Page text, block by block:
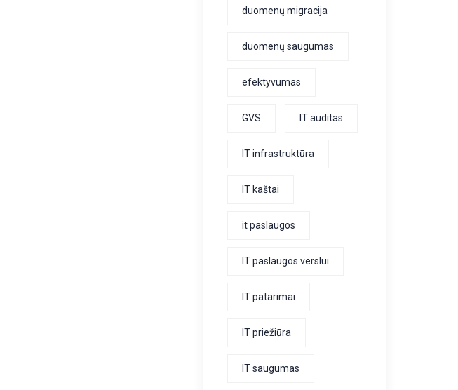
duomenų migracija
duomenų saugumas
efektyvumas
GVS IT auditas
IT infrastruktūra
IT kaštai
it paslaugos
IT paslaugos verslui
IT patarimai
IT priežiūra
IT saugumas